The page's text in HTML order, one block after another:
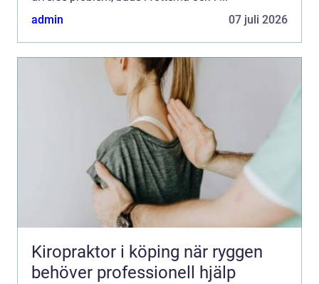
admin
07 juli 2026
Kiropraktor i köping när ryggen
behöver professionell hjälp